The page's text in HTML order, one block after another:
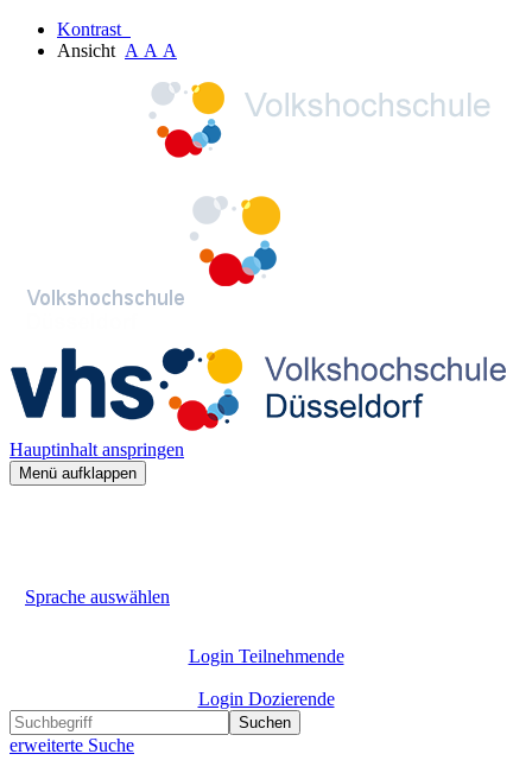
Kontrast
Ansicht A A A
Hauptinhalt anspringen
Menü aufklappen
Sprache auswählen
Login Teilnehmende
Login Dozierende
Suchen
erweiterte Suche